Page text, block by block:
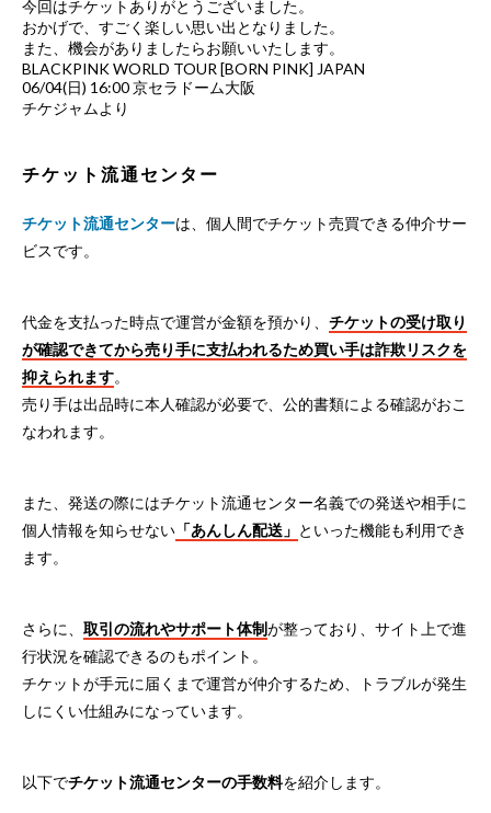
今回はチケットありがとうございました。
おかげで、すごく楽しい思い出となりました。
また、機会がありましたらお願いいたします。
BLACKPINK WORLD TOUR [BORN PINK] JAPAN
06/04(日) 16:00 京セラドーム大阪
チケジャムより
チケット流通センター
チケット流通センターは、個人間でチケット売買できる仲介サー
ビスです。
代金を支払った時点で運営が金額を預かり、 チケットの受け取り
が確認できてから売り手に支払われるため買い手は詐欺リスクを
抑えられます。
売り手は出品時に本人確認が必要で、公的書類による確認がおこ
なわれます。
また、発送の際にはチケット流通センター名義での発送や相手に
個人情報を知らせない 「あんしん配送」 といった機能も利用でき
ます。
さらに、 取引の流れやサポート体制が整っており、サイト上で進
行状況を確認できるのもポイント。
チケットが手元に届くまで運営が仲介するため、トラブルが発生
しにくい仕組みになっています。
以下でチケット流通センターの手数料を紹介します。